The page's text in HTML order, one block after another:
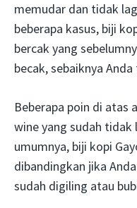
memudar dan tidak
beberapa kasus, biji
bercak yang
becak, sebaiknya
Beberapa poin di atas
wine yang sudah tidak
umumnya, biji kopi
dibandingkan jika
sudah digiling atau